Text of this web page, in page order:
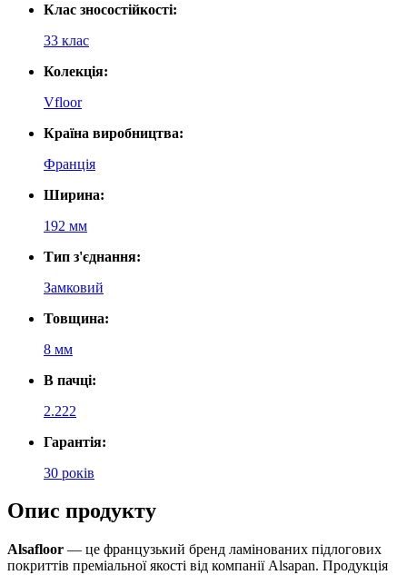
Клас зносостійкості:
33 клас
Колекція:
Vfloor
Країна виробництва:
Франція
Ширина:
192 мм
Тип з'єднання:
Замковий
Товщина:
8 мм
В пачці:
2.222
Гарантія:
30 років
Опис продукту
Alsafloor — це французький бренд ламінованих підлогових
покриттів преміальної якості від компанії Alsapan. Продукція